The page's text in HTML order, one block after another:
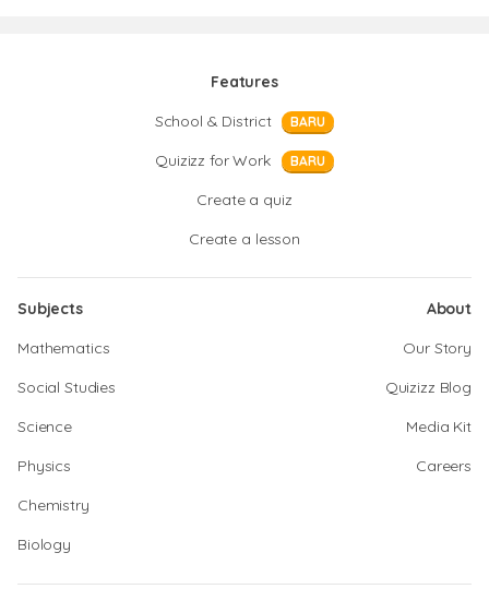
Features
School & District
BARU
Quizizz for Work BARU
Create a quiz
Create a lesson
Subjects
Mathematics
Social Studies
Science
Physics
Chemistry
Biology
About
Our Story
Quizizz Blog
Media Kit
Careers